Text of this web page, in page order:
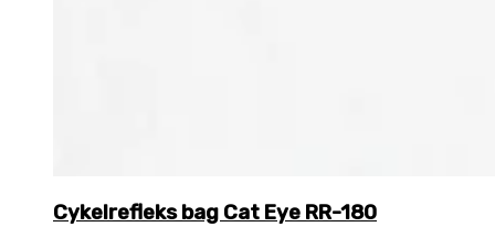
Cykelrefleks bag Cat Eye RR-180